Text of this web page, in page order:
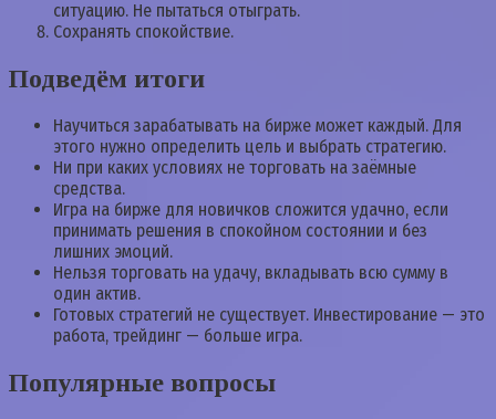
ситуацию. Не пытаться отыграть.
Сохранять спокойствие.
Подведём итоги
Научиться зарабатывать на бирже может каждый. Для
этого нужно определить цель и выбрать стратегию.
Ни при каких условиях не торговать на заёмные
средства.
Игра на бирже для новичков сложится удачно, если
принимать решения в спокойном состоянии и без
лишних эмоций.
Нельзя торговать на удачу, вкладывать всю сумму в
один актив.
Готовых стратегий не существует. Инвестирование — это
работа, трейдинг — больше игра.
Популярные вопросы